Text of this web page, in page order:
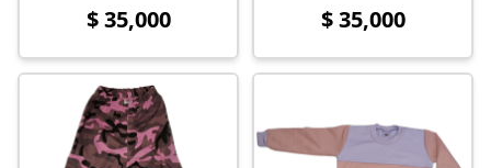
$ 35,000 $ 35,000